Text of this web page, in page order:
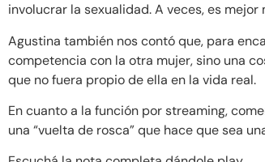
involucrar la sexualidad. A veces, es
Agustina también nos contó que, para
competencia con la otra mujer, sino una
que no fuera propio de ella en la vida real.
En cuanto a la función por streaming,
una “vuelta de rosca” que hace que sea